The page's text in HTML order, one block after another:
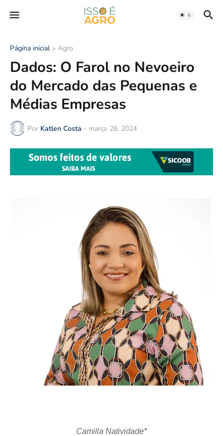
Página inicial Agro
Dados: O Farol no Nevoeiro
do Mercado das Pequenas e
Médias Empresas
Por Katlen Costa - março 28, 2024
Camilla Natividade*